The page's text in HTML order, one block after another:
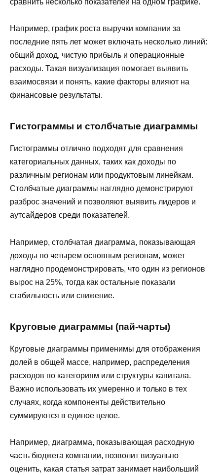
Например, график роста выручки компании за
последние пять лет может включать несколько линий:
общий доход, чистую прибыль и операционные
расходы. Такая визуализация помогает выявить
взаимосвязи и понять, какие факторы влияют на
финансовые результаты.
Гистограммы и столбчатые диаграммы
Гистограммы отлично подходят для сравнения
категориальных данных, таких как доходы по
различным регионам или продуктовым линейкам.
Столбчатые диаграммы наглядно демонстрируют
разброс значений и позволяют выявить лидеров и
аутсайдеров среди показателей.
Например, столбчатая диаграмма, показывающая
доходы по четырем основным регионам, может
наглядно продемонстрировать, что один из регионов
вырос на 25%, тогда как остальные показали
стабильность или снижение.
Круговые диаграммы (пай-чарты)
Круговые диаграммы применимы для отображения
долей в общей массе, например, распределения
расходов по категориям или структуры капитала.
Важно использовать их умеренно и только в тех
случаях, когда компоненты действительно
суммируются в единое целое.
Например, диаграмма, показывающая расходную
часть бюджета компании, позволит визуально
оценить, какая статья затрат занимает наибольший